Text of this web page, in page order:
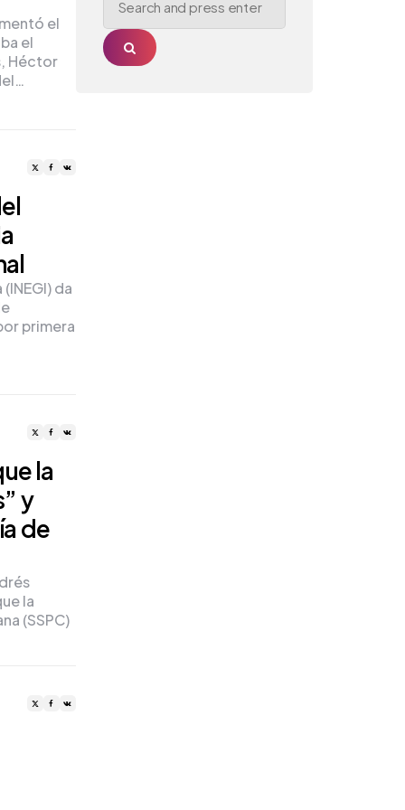
el
el
Héctor
da
primera
la
y
de
la
(SSPC)
for:
Search